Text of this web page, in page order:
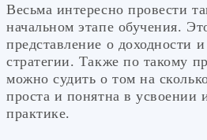
Весьма интересно провести
начальном этапе обучения.
представление о доходности
стратегии. Также по такому
можно судить о том на
проста и понятна в усвоении
практике.